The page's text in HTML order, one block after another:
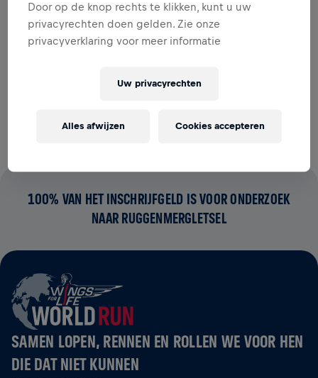
US$ 0,00 INGEZAMELD VAN
DONATIES
donatie gaat naar onderzoek naar de genezing van
100% VAN HET INSCHRIJFGELD IS VOOR ONDERZOEK
NAAR RUGGENMERGLETSEL
SAMEN LOPEN, RENNEN EN ROLLEN WE VOOR HEN
DIE DAT NIET KUNNEN
Door op de knop rechts te klikken, kunt u uw
privacyrechten doen gelden. Zie onze
privacyverklaring voor meer informatie
Uw privacyrechten
Alles afwijzen Cookies accepteren